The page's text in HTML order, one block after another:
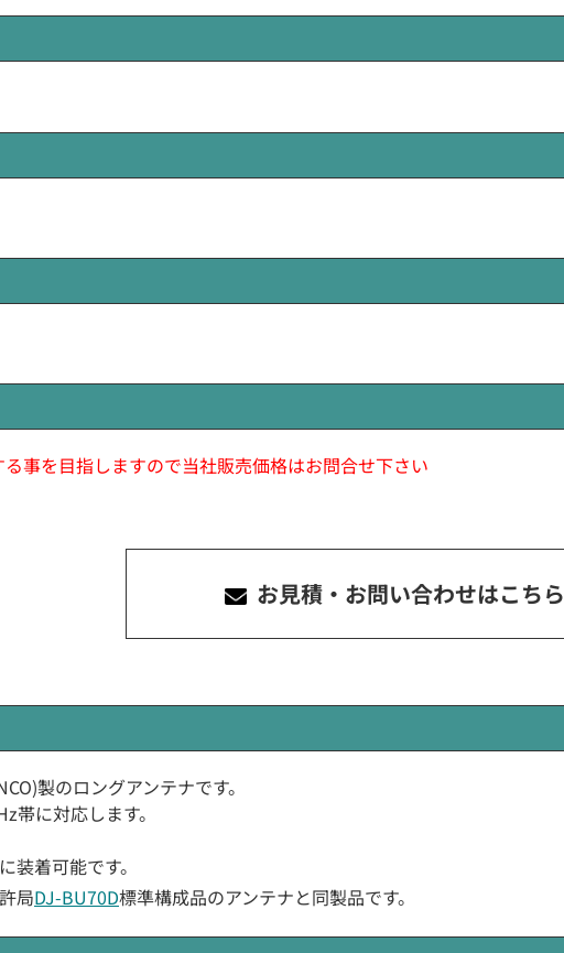
事を目指しますので当社販売価格はお問合せ下さい
お見積・お問い合わせはこちら
製のロングアンテナです。
帯に対応します。
装着可能です。
局DJ-BU70D標準構成品のアンテナと同製品です。